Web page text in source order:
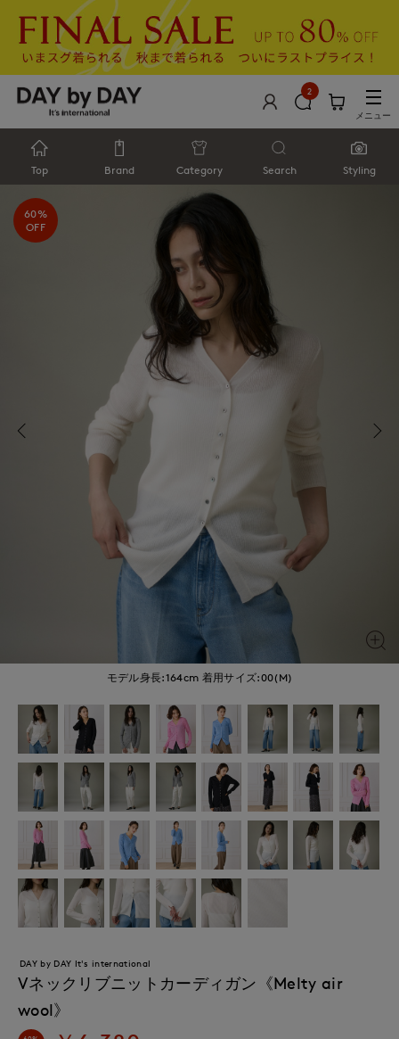
2
メニュー
Top Brand Category Search Styling
モデル身長:164cm 着用サイズ:00(M)
60%
OFF
DAY by DAY It's international
Vネックリブニットカーディガン《Melty air
wool》